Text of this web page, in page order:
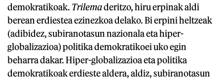
demokratikoak. Trilemaderitzo, hiru erpinak aldi
berean erdiestea ezinezkoa delako. Bi erpini heltzeak
(adibidez, subiranotasun nazionala eta hiper-
globalizazioa) politika demokratikoei uko egin
beharra dakar. Hiper-globalizazioa eta politika
demokratikoak erdieste aldera, aldiz, subiranotasun